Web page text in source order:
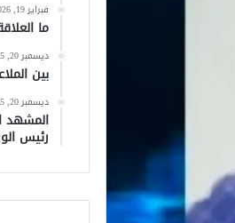
فبراير 19, 2026
ما
ديسمبر 20, 2025
بين
ديسمبر 20, 2025
المشهد
رئيس